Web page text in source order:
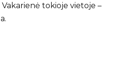
tokioje vietoje –